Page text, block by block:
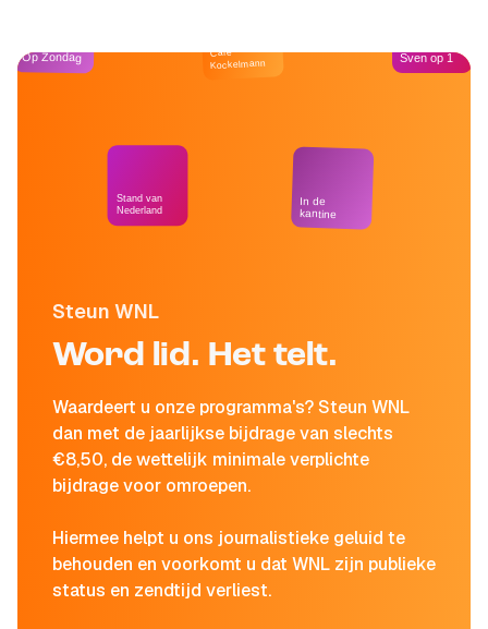
Steun WNL
Word lid. Het telt.
Waardeert u onze programma's? Steun WNL
dan met de jaarlijkse bijdrage van slechts
€8,50, de wettelijk minimale verplichte
bijdrage voor omroepen.
Hiermee helpt u ons journalistieke geluid te
behouden en voorkomt u dat WNL zijn publieke
status en zendtijd verliest.
Op Zondag
Stand van
Nederland
Café
Kockelmann
In de
kantine
Sven op 1